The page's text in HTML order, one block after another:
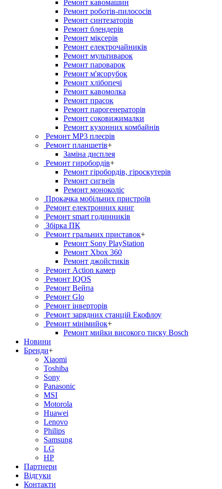
Ремонт кавомашин
Ремонт роботів-пилососів
Ремонт синтезаторів
Ремонт блендерiв
Ремонт мiксерiв
Ремонт електрочайників
Ремонт мультиварок
Ремонт пароварок
Ремонт м'ясорубок
Ремонт хлiбопечi
Ремонт кавомолка
Ремонт прасок
Ремонт парогенераторiв
Ремонт соковижималки
Ремонт кухонних комбайнів
Ремонт MP3 плеєрів
Ремонт планшетів+
Заміна дисплея
Ремонт гиробордiв+
Ремонт гіробордів, гіроскутерів
Ремонт сигвеїв
Ремонт моноколіс
Прокачка мобільних пристроїв
Ремонт електронних книг
Ремонт smart годинників
Збірка ПК
Ремонт гральних приставок+
Ремонт Sony PlayStation
Ремонт Xbox 360
Ремонт джойстиків
Ремонт Action камер
Ремонт IQOS
Ремонт Вейпа
Ремонт Glo
Ремонт інверторів
Ремонт зарядних станцій Екофлоу
Ремонт мiнiмийок+
Ремонт мийки високого тиску Bosch
Новини
Бренди+
Xiaomi
Toshiba
Sony
Panasonic
MSI
Motorola
Huawei
Lenovo
Philips
Samsung
LG
HP
Партнери
Вiдгуки
Контакти